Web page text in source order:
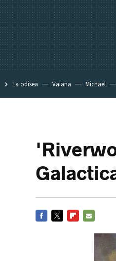
La odisea Vaiana Michael
MAIL